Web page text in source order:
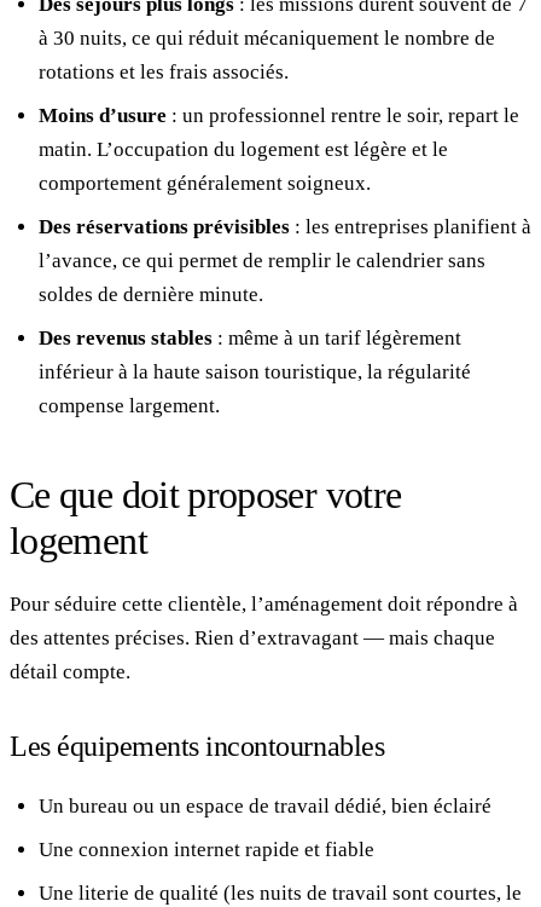
à 30 nuits, ce qui réduit mécaniquement le nombre de
rotations et les frais associés.
Moins d’usure : un professionnel rentre le soir, repart le
matin. L’occupation du logement est légère et le
comportement généralement soigneux.
Des réservations prévisibles : les entreprises planifient à
l’avance, ce qui permet de remplir le calendrier sans
soldes de dernière minute.
Des revenus stables : même à un tarif légèrement
inférieur à la haute saison touristique, la régularité
compense largement.
Ce que doit proposer votre
logement
Pour séduire cette clientèle, l’aménagement doit répondre à
des attentes précises. Rien d’extravagant — mais chaque
détail compte.
Les équipements incontournables
Un bureau ou un espace de travail dédié, bien éclairé
Une connexion internet rapide et fiable
Une literie de qualité (les nuits de travail sont courtes, le